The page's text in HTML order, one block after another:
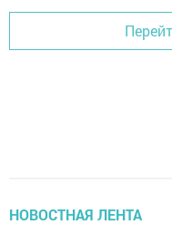
НОВОСТНАЯ ЛЕНТА